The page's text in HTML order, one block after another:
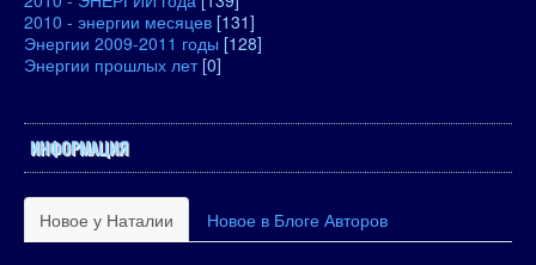
2010 - энергии месяцев [131]
Энергии 2009-2011 годы [128]
Энергии прошлых лет [0]
ИНФОРМАЦИЯ
Новое у Наталии Новое в Блоге Авторов